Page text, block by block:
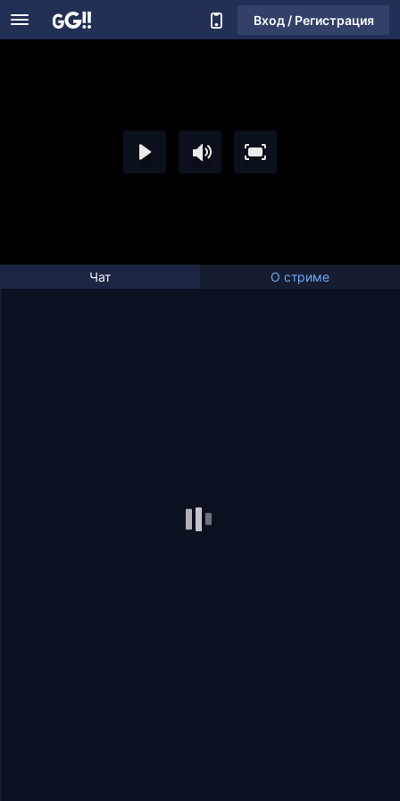
Вход / Регистрация
Чат О стриме